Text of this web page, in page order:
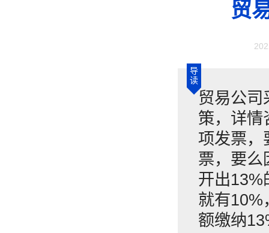
贸
导
读
贸易公司
策，详情
项发票，
票，要么
开出13%
就有10%
额缴纳